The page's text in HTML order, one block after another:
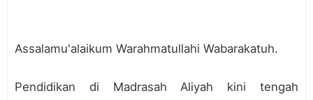
Assalamu'alaikum Warahmatullahi Wabarakatuh.
Pendidikan di Madrasah Aliyah kini tengah